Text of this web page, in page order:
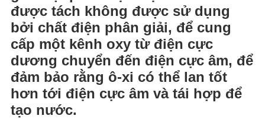
được tách không được sử dụng
bởi chất điện phân giải, để cung
cấp một kênh oxy từ điện cực
dương chuyển đến điện cực âm, để
đảm bảo rằng ô-xi có thể lan tốt
hơn tới điện cực âm và tái hợp để
tạo nước.